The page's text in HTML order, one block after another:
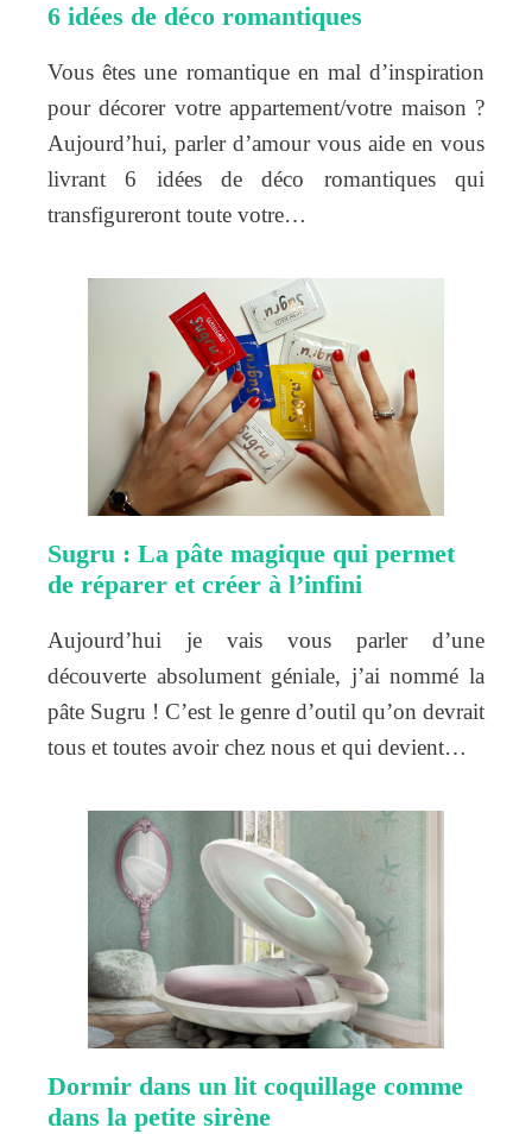
6 idées de déco romantiques
Vous êtes une romantique en mal d’inspiration
pour décorer votre appartement/votre maison ?
Aujourd’hui, parler d’amour vous aide en vous
livrant 6 idées de déco romantiques qui
transfigureront toute votre…
Sugru : La pâte magique qui permet
de réparer et créer à l’infini
Aujourd’hui je vais vous parler d’une
découverte absolument géniale, j’ai nommé la
pâte Sugru ! C’est le genre d’outil qu’on devrait
tous et toutes avoir chez nous et qui devient…
Dormir dans un lit coquillage comme
dans la petite sirène